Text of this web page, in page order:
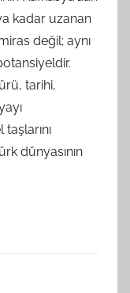
S
A
M
t
a
r
a
f
kadar uzanan
değil; aynı
tarihi,
dünyasının